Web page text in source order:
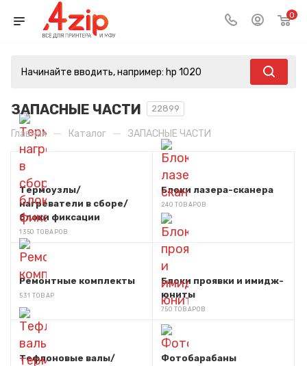
0
ЗАПАСНЫЕ ЧАСТИ 22899
Главная — Каталог — ЗАПАСНЫЕ ЧАСТИ
Термоузлы/
нагреватели в сборе/
блоки фиксации
1350 ТОВАРОВ
Блоки лазера-сканера
240 ТОВАРОВ
Ремонтные комплекты
531 ТОВАР
Блоки проявки и имидж-
юниты
750 ТОВАРОВ
Тефлоновые валы/
Фотобарабаны